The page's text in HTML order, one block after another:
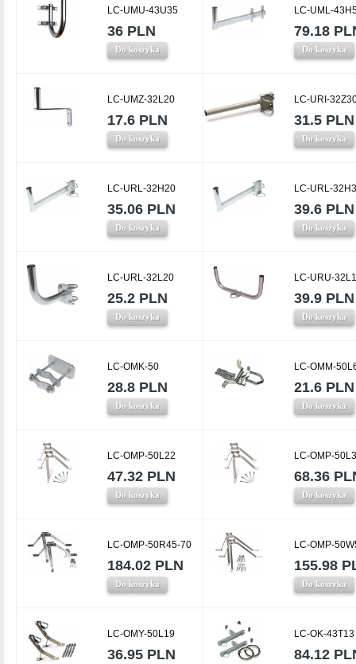
LC-UMU-43U35
36 PLN
Do koszyka
LC-UML-
79.18
Do koszyka
LC-UMZ-32L20
17.6 PLN
Do koszyka
LC-URI-
31.5 PLN
Do koszyka
LC-URL-32H20
35.06 PLN
Do koszyka
LC-URL-
39.6 PLN
Do koszyka
LC-URL-32L20
25.2 PLN
Do koszyka
LC-URU-
39.9 PLN
Do koszyka
LC-OMK-50
28.8 PLN
Do koszyka
LC-OMM-
21.6 PLN
Do koszyka
LC-OMP-50L22
47.32 PLN
Do koszyka
LC-OMP-
68.36
Do koszyka
LC-OMP-50R45-70
184.02 PLN
Do koszyka
LC-OMP-
155.98
Do koszyka
LC-OMY-50L19
36.95 PLN
LC-OK-43T13
84.12